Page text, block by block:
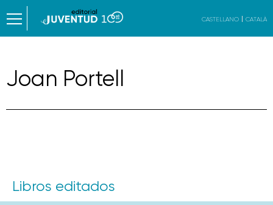
CASTELLANO CATALÀ
Joan Portell
Libros editados